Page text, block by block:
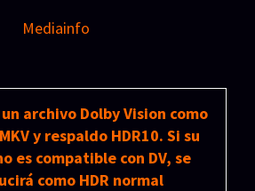
Mediainfo
archivo Dolby Vision como
y respaldo HDR10. Si su
es compatible con DV, se
como HDR normal